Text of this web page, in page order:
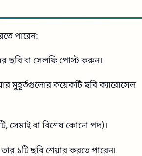
পারেন:
ছবি বা সেলফি পোস্ট করুন।
মুহূর্তগুলোর কয়েকটি ছবি ক্যারোসেল
সেমাই বা বিশেষ কোনো পদ)।
১টি ছবি শেয়ার করতে পারেন।